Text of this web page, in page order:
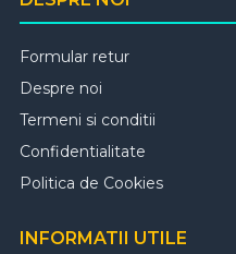
Formular retur
Despre noi
Termeni si conditii
Confidentialitate
Politica de Cookies
INFORMATII UTILE